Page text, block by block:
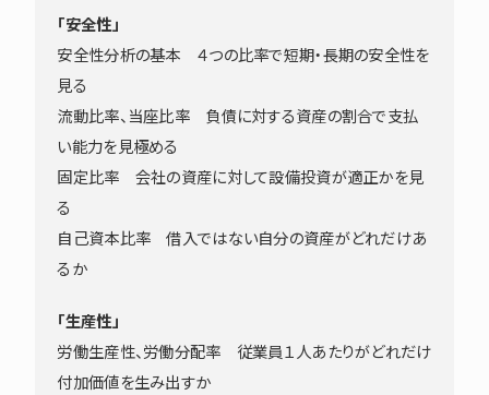
「安全性」
安全性分析の基本 ４つの比率で短期・長期の安全性を
見る
流動比率、当座比率 負債に対する資産の割合で支払
い能力を見極める
固定比率 会社の資産に対して設備投資が適正かを見
る
自己資本比率 借入ではない自分の資産がどれだけあ
るか
「生産性」
労働生産性、労働分配率 従業員１人あたりがどれだけ
付加価値を生み出すか